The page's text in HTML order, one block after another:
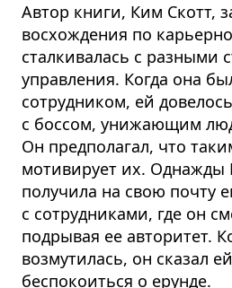
Автор книги, Ким Скотт,
восхождения по
сталкивалась с разными
управления. Когда она
сотрудником, ей
с боссом, унижающим
Он предполагал, что
мотивирует их.
получила на свою почту
с сотрудниками, где он
подрывая ее авторитет.
возмутилась, он сказал
беспокоиться о ерунде.